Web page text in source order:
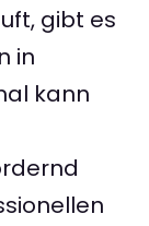
gibt es
in
kann